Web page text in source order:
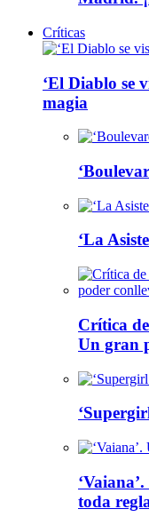
Críticas
‘El Diablo se
magia
‘La
Crítica
Un gran
toda